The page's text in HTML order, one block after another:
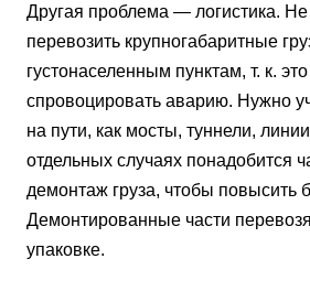
Другая проблема — логистика.
перевозить крупногабаритные
густонаселенным пунктам, т. к.
спровоцировать аварию. Нужно
на пути, как мосты, туннели,
отдельных случаях понадобится
демонтаж груза, чтобы повысить
Демонтированные части
упаковке.